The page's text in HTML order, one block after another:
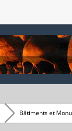
Bâtiments et